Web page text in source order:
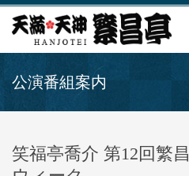
公演番組案内
笑福亭喬介 第12回繁